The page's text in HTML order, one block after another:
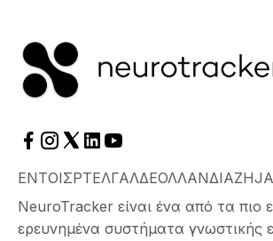
ΕΝΤΟΙΣPTΕΛΓΑΛΔΕΟΛΛΑΝΔΊΑΖΗJA
NeuroTracker είναι ένα από τα πιο
ερευνημένα συστήματα γνωστικής